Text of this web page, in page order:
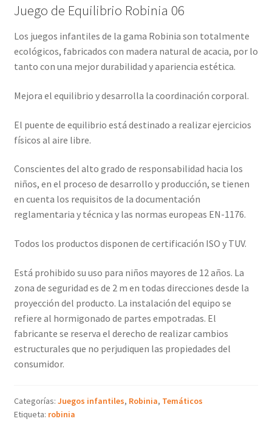
Juego de Equilibrio Robinia 06
Los juegos infantiles de la gama Robinia son totalmente
ecológicos, fabricados con madera natural de acacia, por lo
tanto con una mejor durabilidad y apariencia estética.
Mejora el equilibrio y desarrolla la coordinación corporal.
El puente de equilibrio está destinado a realizar ejercicios
físicos al aire libre.
Conscientes del alto grado de responsabilidad hacia los
niños, en el proceso de desarrollo y producción, se tienen
en cuenta los requisitos de la documentación
reglamentaria y técnica y las normas europeas EN-1176.
Todos los productos disponen de certificación ISO y TUV.
Está prohibido su uso para niños mayores de 12 años. La
zona de seguridad es de 2 m en todas direcciones desde la
proyección del producto. La instalación del equipo se
refiere al hormigonado de partes empotradas. El
fabricante se reserva el derecho de realizar cambios
estructurales que no perjudiquen las propiedades del
consumidor.
Categorías: Juegos infantiles, Robinia, Temáticos
Etiqueta: robinia